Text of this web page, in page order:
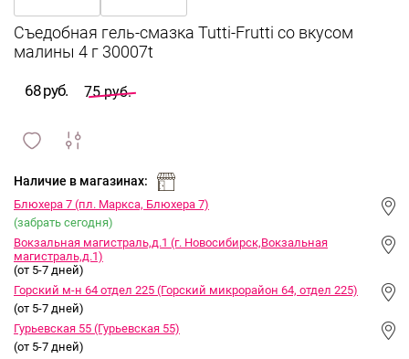
68 руб. 75 руб.
и
Наличие в магазинах:
Блюхера 7 (пл. Маркса, Блюхера 7)
(забрать сегодня)
Вокзальная магистраль,д.1 (г. Новосибирск,Вокзальная
магистраль,д.1)
(от 5-7 дней)
Горский м-н 64 отдел 225 (Горский микрорайон 64, отдел 225)
(от 5-7 дней)
Гурьевская 55 (Гурьевская 55)
(от 5-7 дней)